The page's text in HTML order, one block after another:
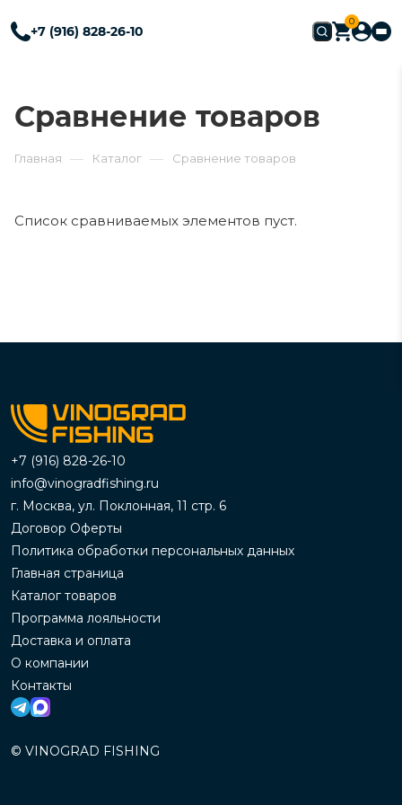
+7 (916) 828-26-10
0
Сравнение товаров
Главная — Каталог — Сравнение товаров
Список сравниваемых элементов пуст.
+7 (916) 828-26-10
info@vinogradfishing.ru
г. Москва, ул. Поклонная, 11 стр. 6
Договор Оферты
Политика обработки персональных данных
Главная страница
Каталог товаров
Программа лояльности
Доставка и оплата
О компании
Контакты
© VINOGRAD FISHING